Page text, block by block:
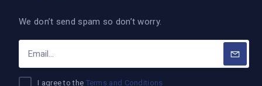
We don’t send spam so don’t worry.
I agree to the Terms and Conditions